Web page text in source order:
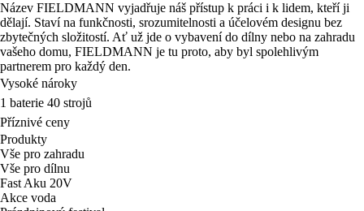
Název FIELDMANN vyjadřuje náš přístup k práci i k lidem, kteří ji
dělají. Staví na funkčnosti, srozumitelnosti a účelovém designu bez
zbytečných složitostí. Ať už jde o vybavení do dílny nebo na zahradu
vašeho domu, FIELDMANN je tu proto, aby byl spolehlivým
partnerem pro každý den.
Vysoké nároky
1 baterie 40 strojů
Příznivé ceny
Produkty
Vše pro zahradu
Vše pro dílnu
Fast Aku 20V
Akce voda